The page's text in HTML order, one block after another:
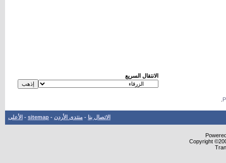
الانتقال السريع
الاتصال بنا - منتدى الأردن -
sitemap
- الأعلى
Copyright